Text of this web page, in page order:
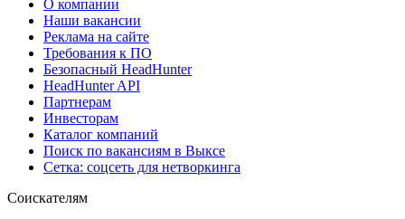
О компании
Наши вакансии
Реклама на сайте
Требования к ПО
Безопасный HeadHunter
HeadHunter API
Партнерам
Инвесторам
Каталог компаний
Поиск по вакансиям в Выксе
Сетка: соцсеть для нетворкинга
Соискателям